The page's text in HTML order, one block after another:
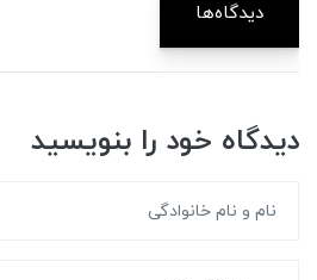
دیدگاه‌ها
دیدگاه خود را بنویسید